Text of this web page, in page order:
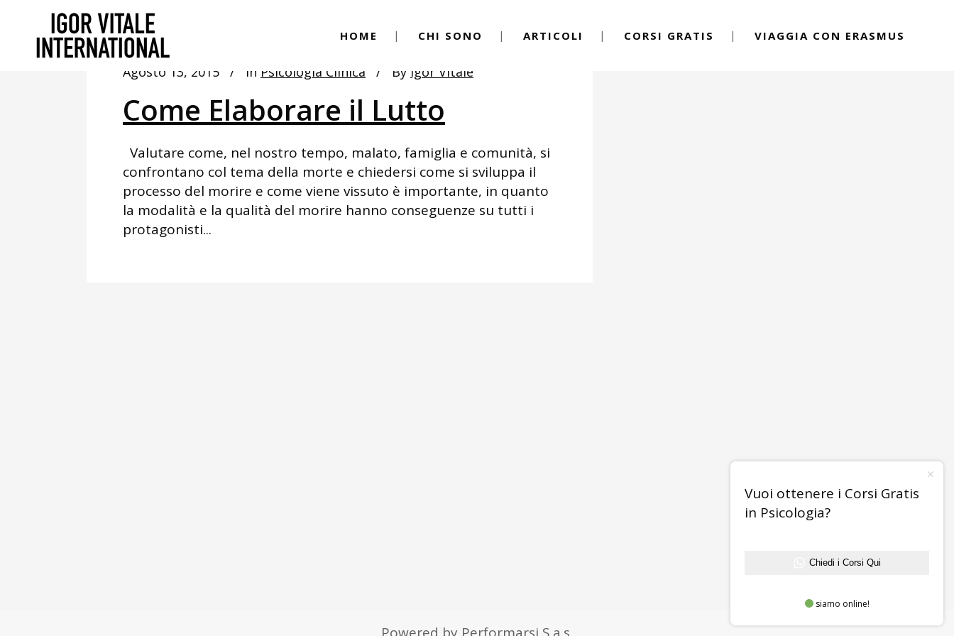
HOME CHI SONO ARTICOLI CORSI GRATIS VIAGGIA CON ERASMUS
Agosto 13, 2015 In Psicologia Clinica By Igor Vitale
Come Elaborare il Lutto
Valutare come, nel nostro tempo, malato, famiglia e comunità, si
confrontano col tema della morte e chiedersi come si sviluppa il
processo del morire e come viene vissuto è importante, in quanto
la modalità e la qualità del morire hanno conseguenze su tutti i
protagonisti...
Vuoi ottenere i Corsi Gratis
in Psicologia?
Chiedi i Corsi Qui
siamo online!